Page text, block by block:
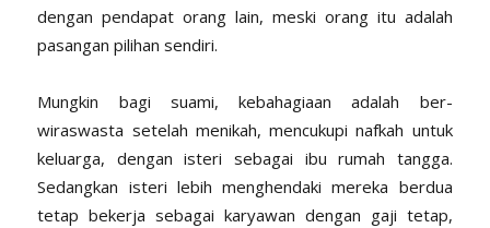
dengan pendapat orang lain, meski orang itu adalah
pasangan pilihan sendiri.
Mungkin bagi suami, kebahagiaan adalah ber-
wiraswasta setelah menikah, mencukupi nafkah untuk
keluarga, dengan isteri sebagai ibu rumah tangga.
Sedangkan isteri lebih menghendaki mereka berdua
tetap bekerja sebagai karyawan dengan gaji tetap,